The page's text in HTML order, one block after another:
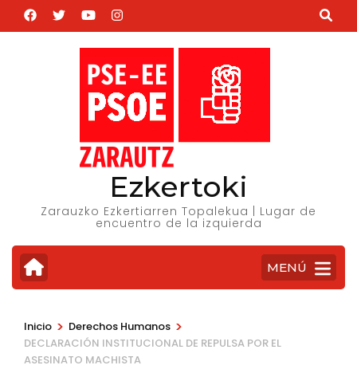
Saltar
al
Ezkertoki
Zarauzko Ezkertiarren Topalekua | Lugar de
encuentro de la izquierda
MENÚ
Inicio > Derechos Humanos >
DECLARACIÓN INSTITUCIONAL DE REPULSA POR EL
ASESINATO MACHISTA